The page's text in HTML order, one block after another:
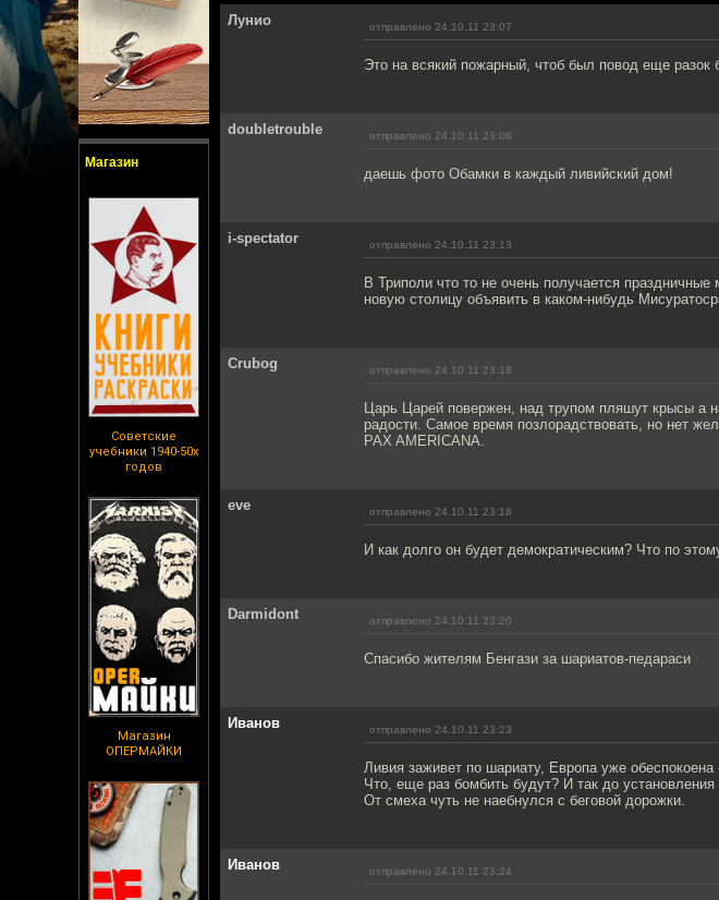
Магазин
Советские
учебники 1940-50х
годов
Магазин
ОПЕРМАЙКИ
Лунио отправлено 24.10.11 23:07
Это на всякий пожарный, чтоб был повод еще разок
doubletrouble отправлено 24.10.11 23:08
даешь фото Обамки в каждый ливийский дом!
i-spectator отправлено 24.10.11 23:13
В Триполи что то не очень получается
новую столицу объявить в каком-нибудь
Crubog отправлено 24.10.11 23:18
Царь Царей повержен, над трупом пляшут крысы а
радости. Самое время позлорадствовать, но нет
PAX AMERICANA.
eve отправлено 24.10.11 23:18
И как долго он будет демократическим? Что по
Darmidont отправлено 24.10.11 23:20
Спасибо жителям Бенгази за шариатов-педараси
Иванов отправлено 24.10.11 23:23
Ливия заживет по шариату, Европа уже обеспокоена
Что, еще раз бомбить будут? И так до
От смеха чуть не наебнулся с беговой дорожки.
Иванов отправлено 24.10.11 23:24